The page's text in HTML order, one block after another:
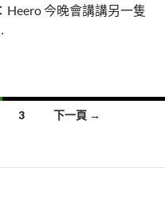
Heero 今晚會講講另一隻
3 下一頁 →